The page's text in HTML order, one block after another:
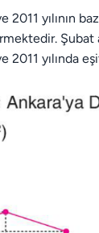
yılının
Şubat
2011 yılında